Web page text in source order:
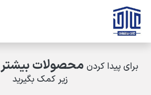
صرف نظر و مشاهده محتوا
برای پیدا کردن محصولات بیشتر
زیر کمک بگیرید